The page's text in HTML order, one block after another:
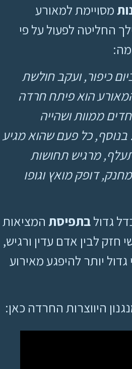
מסויימת למאורע
החליטה לפעול על פי
ביום כיפור, ועקב חולשת
הוא פיתח חרדה
ממוות ושהייה
כל פעם שהוא מגיע
מרגיש תחושות
דופק מואץ וגופו
גדולבתפיסת המציאות
חזק לבין אדם עדין ורגיש,
גדול יותר להיפגע מאירוע
היווצרות החרדה כאן: